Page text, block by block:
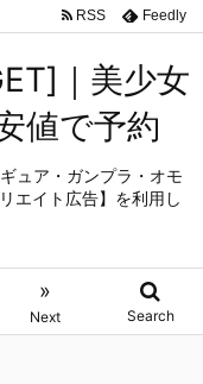
｜美少女
値で予約
ュア・ガンプラ・オモ
エイト広告】を利用し
»
Next Search
RSS Feedly